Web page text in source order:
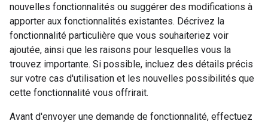
nouvelles fonctionnalités ou suggérer des modifications à
apporter aux fonctionnalités existantes. Décrivez la
fonctionnalité particulière que vous souhaiteriez voir
ajoutée, ainsi que les raisons pour lesquelles vous la
trouvez importante. Si possible, incluez des détails précis
sur votre cas d'utilisation et les nouvelles possibilités que
cette fonctionnalité vous offrirait.
Avant d'envoyer une demande de fonctionnalité, effectuez